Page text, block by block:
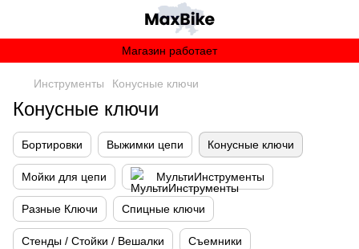
Магазин работает
Инструменты Конусные ключи
Конусные ключи
Бортировки Выжимки цепи Конусные ключи
Мойки для цепи МультиИнструменты
Разные Ключи Спицные ключи
Стенды / Стойки / Вешалки Съемники